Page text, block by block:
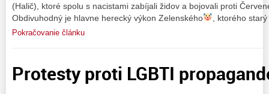
(Halič), ktoré spolu s nacistami zabíjali židov a bojovali proti
Obdivuhodný je hlavne herecký výkon Zelenského
, ktorého
Pokračovanie článku
Protesty proti LGBTI